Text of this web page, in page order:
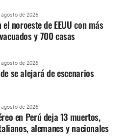
de 2026
noroeste de EEUU con más
y 700 casas
de 2026
se alejará de escenarios
de 2026
en Perú deja 13 muertos,
alemanes y nacionales